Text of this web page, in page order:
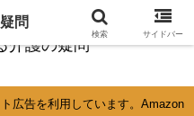
介護の疑問
広告を利用しています。Amazon
問
検索 サイドバー